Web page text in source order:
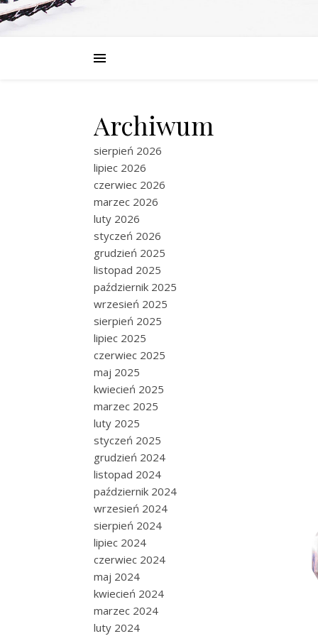
Archiwum
sierpień 2026
lipiec 2026
czerwiec 2026
marzec 2026
luty 2026
styczeń 2026
grudzień 2025
listopad 2025
październik 2025
wrzesień 2025
sierpień 2025
lipiec 2025
czerwiec 2025
maj 2025
kwiecień 2025
marzec 2025
luty 2025
styczeń 2025
grudzień 2024
listopad 2024
październik 2024
wrzesień 2024
sierpień 2024
lipiec 2024
czerwiec 2024
maj 2024
kwiecień 2024
marzec 2024
luty 2024